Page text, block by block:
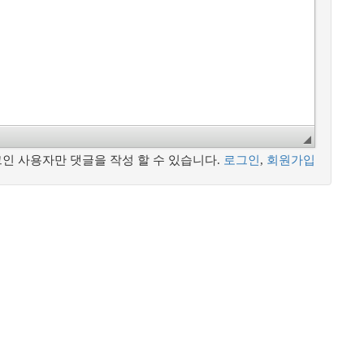
인 사용자만 댓글을 작성 할 수 있습니다. 로그인 , 회원가입